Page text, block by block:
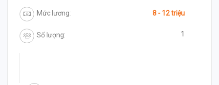
Mức lương: 8 - 12 triệu
Số lượng: 1